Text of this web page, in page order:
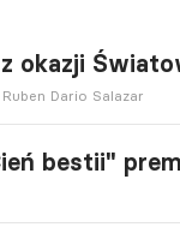
okazji
Dario Salazar
bestii"